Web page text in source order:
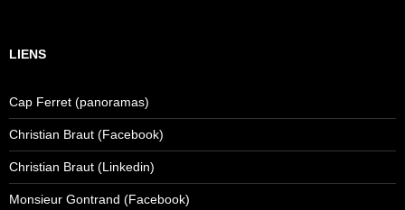
LIENS
Cap Ferret (panoramas)
Christian Braut (Facebook)
Christian Braut (Linkedin)
Monsieur Gontrand (Facebook)